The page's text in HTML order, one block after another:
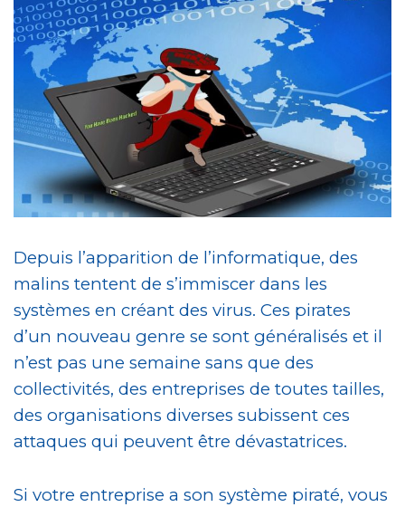
Depuis l’apparition de l’informatique, des
malins tentent de s’immiscer dans les
systèmes en créant des virus. Ces pirates
d’un nouveau genre se sont généralisés et il
n’est pas une semaine sans que des
collectivités, des entreprises de toutes tailles,
des organisations diverses subissent ces
attaques qui peuvent être dévastatrices.
Si votre entreprise a son système piraté, vous